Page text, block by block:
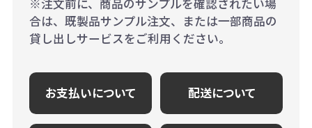
※注文前に、商品のサンプルを確認されたい場
合は、既製品サンプル注文、または一部商品の
貸し出しサービスをご利用ください。
お支払いについて 配送について